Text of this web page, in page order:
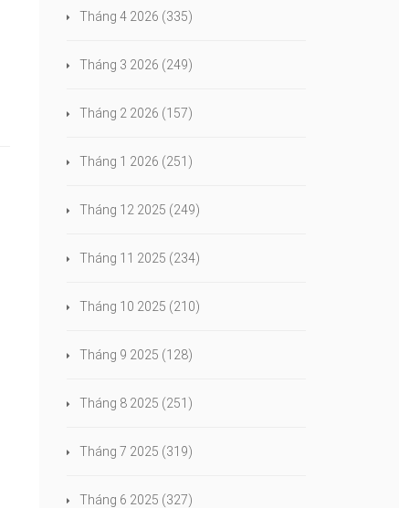
Tháng 4 2026 (335)
Tháng 3 2026 (249)
Tháng 2 2026 (157)
Tháng 1 2026 (251)
Tháng 12 2025 (249)
Tháng 11 2025 (234)
Tháng 10 2025 (210)
Tháng 9 2025 (128)
Tháng 8 2025 (251)
Tháng 7 2025 (319)
Tháng 6 2025 (327)